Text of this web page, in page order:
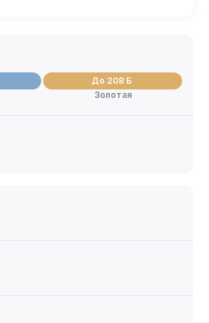
До 208 Б
Золотая